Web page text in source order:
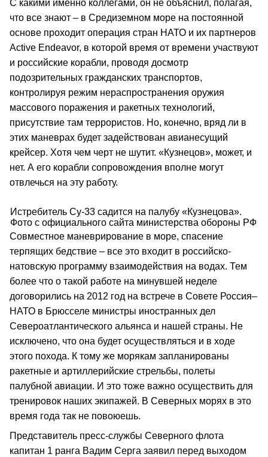
С какими именно коллегами, он не объяснил, полагая,
что все знают – в Средиземном море на постоянной
основе проходит операция стран НАТО и их партнеров
Active Endeavor, в которой время от времени участвуют
и российские корабли, проводя досмотр
подозрительных гражданских транспортов,
контролируя режим нераспространения оружия
массового поражения и ракетных технологий,
присутствие там террористов. Но, конечно, вряд ли в
этих маневрах будет задействован авианесущий
крейсер. Хотя чем черт не шутит. «Кузнецов», может, и
нет. А его корабли сопровождения вполне могут
отвлечься на эту работу.
Истребитель Су-33 садится на палубу «Кузнецова».
Фото с официального сайта министерства обороны РФ
Совместное маневрирование в море, спасение
терпящих бедствие – все это входит в российско-
натовскую программу взаимодействия на водах. Тем
более что о такой работе на минувшей неделе
договорились на 2012 год на встрече в Совете Россия–
НАТО в Брюсселе министры иностранных дел
Североатлантического альянса и нашей страны. Не
исключено, что она будет осуществляться и в ходе
этого похода. К тому же морякам запланированы
ракетные и артиллерийские стрельбы, полеты
палубной авиации. И это тоже важно осуществить для
тренировок наших экипажей. В Северных морях в это
время года так не повоюешь.
Представитель пресс-службы Северного флота
капитан 1 ранга Вадим Серга заявил перед выходом